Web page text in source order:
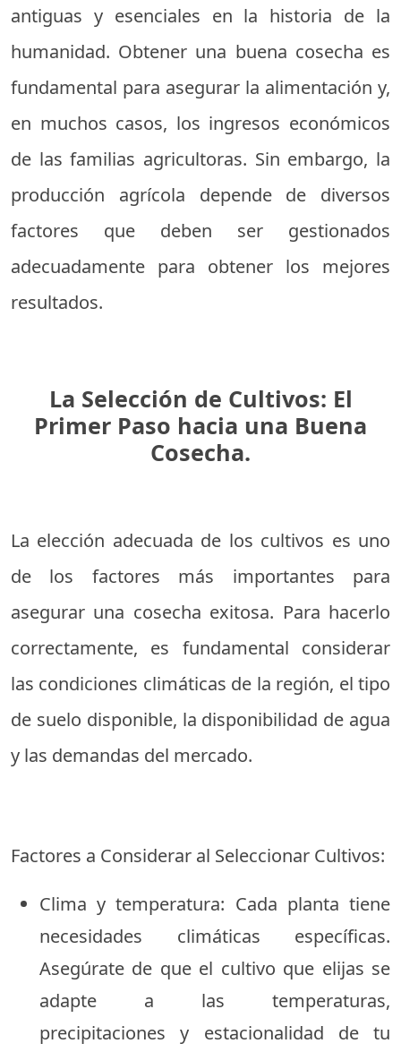
antiguas y esenciales en la historia de la
humanidad. Obtener una buena cosecha es
fundamental para asegurar la alimentación y,
en muchos casos, los ingresos económicos
de las familias agricultoras. Sin embargo, la
producción agrícola depende de diversos
factores que deben ser gestionados
adecuadamente para obtener los mejores
resultados.
La Selección de Cultivos: El
Primer Paso hacia una Buena
Cosecha.
La elección adecuada de los cultivos es uno
de los factores más importantes para
asegurar una cosecha exitosa. Para hacerlo
correctamente, es fundamental considerar
las condiciones climáticas de la región, el tipo
de suelo disponible, la disponibilidad de agua
y las demandas del mercado.
Factores a Considerar al Seleccionar Cultivos:
Clima y temperatura: Cada planta tiene
necesidades climáticas específicas.
Asegúrate de que el cultivo que elijas se
adapte a las temperaturas,
precipitaciones y estacionalidad de tu